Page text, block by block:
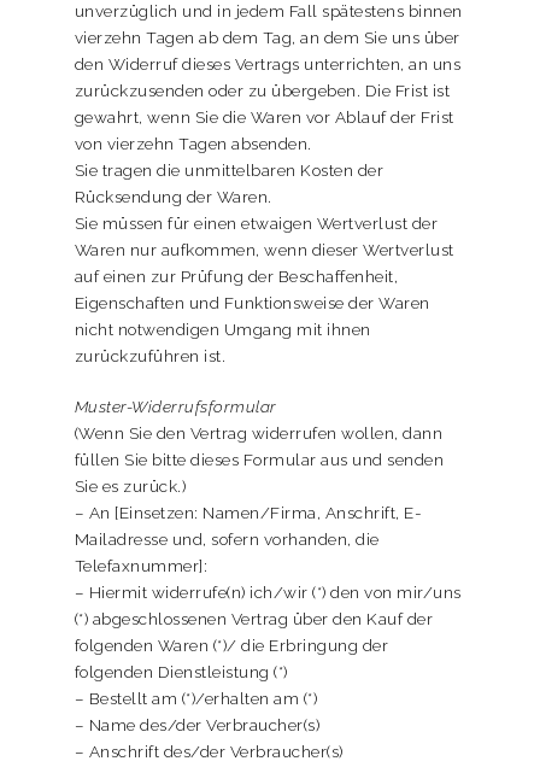
unverzüglich und in jedem Fall spätestens binnen
vierzehn Tagen ab dem Tag, an dem Sie uns über
den Widerruf dieses Vertrags unterrichten, an uns
zurückzusenden oder zu übergeben. Die Frist ist
gewahrt, wenn Sie die Waren vor Ablauf der Frist
von vierzehn Tagen absenden.
Sie tragen die unmittelbaren Kosten der
Rücksendung der Waren.
Sie müssen für einen etwaigen Wertverlust der
Waren nur aufkommen, wenn dieser Wertverlust
auf einen zur Prüfung der Beschaffenheit,
Eigenschaften und Funktionsweise der Waren
nicht notwendigen Umgang mit ihnen
zurückzuführen ist.
Muster-Widerrufsformular
(Wenn Sie den Vertrag widerrufen wollen, dann
füllen Sie bitte dieses Formular aus und senden
Sie es zurück.)
– An [Einsetzen: Namen/Firma, Anschrift, E-
Mailadresse und, sofern vorhanden, die
Telefaxnummer]:
– Hiermit widerrufe(n) ich/wir (*) den von mir/uns
(*) abgeschlossenen Vertrag über den Kauf der
folgenden Waren (*)/ die Erbringung der
folgenden Dienstleistung (*)
– Bestellt am (*)/erhalten am (*)
– Name des/der Verbraucher(s)
– Anschrift des/der Verbraucher(s)